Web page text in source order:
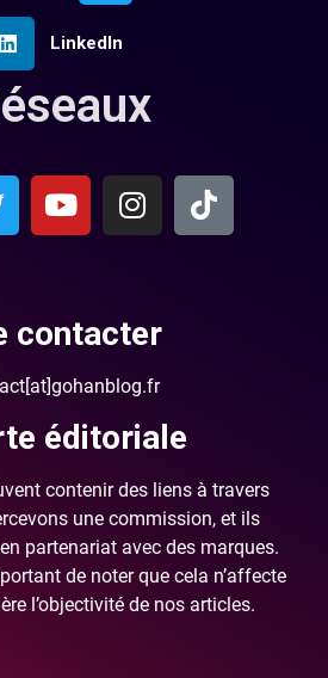
LinkedIn
contacter
éditoriale
contenir des liens à travers
une commission, et ils
partenariat avec des marques.
de noter que cela n’affecte
l’objectivité de nos articles.